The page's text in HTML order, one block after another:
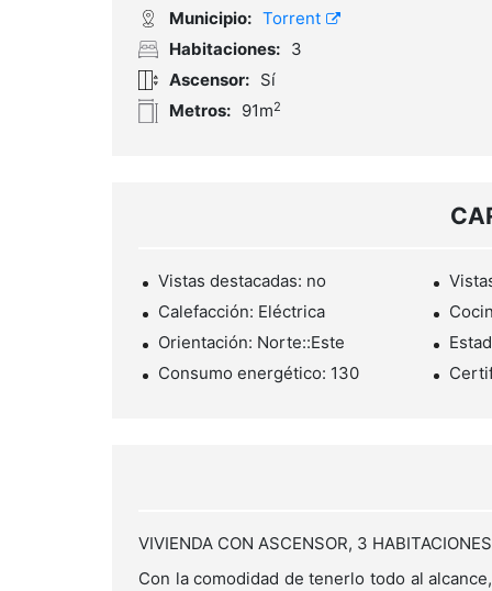
Municipio: Torrent
Habitaciones: 3
Ascensor: Sí
Metros: 91m2
Vistas destacadas: no
Calefacción: Eléctrica
Orientación: Norte::Este
Consumo energético: 130
VIVIENDA CON ASCENSOR, 3
Con la comodidad de tenerlo todo al